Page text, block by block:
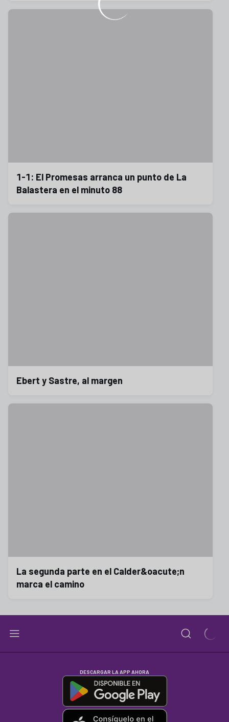
1-1: El Promesas arranca un punto de La
Balastera en el minuto 88
Ebert y Sastre, al margen
La segunda parte en el Calder&oacute;n
marca el camino
DESCARGAR LA APP AHORA